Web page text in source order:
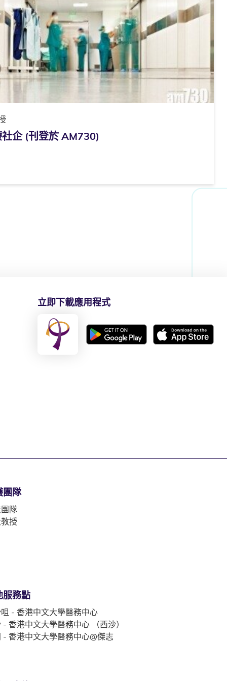
企 (刊登於 AM730)
立即下載應用程式
團隊
隊
授
服務點
- 香港中文大學醫務中心
- 香港中文大學醫務中心 （西沙）
- 香港中文大學醫務中心@傑志